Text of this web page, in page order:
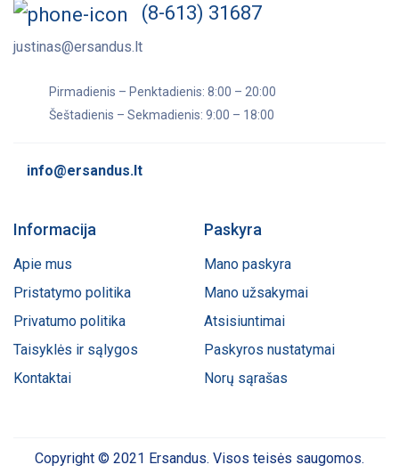
(8-613) 31687
justinas@ersandus.lt
Pirmadienis – Penktadienis: 8:00 – 20:00
Šeštadienis – Sekmadienis: 9:00 – 18:00
info@ersandus.lt
Informacija
Apie mus
Pristatymo politika
Privatumo politika
Taisyklės ir sąlygos
Kontaktai
Paskyra
Mano paskyra
Mano užsakymai
Atsisiuntimai
Paskyros nustatymai
Norų sąrašas
Copyright © 2021 Ersandus. Visos teisės saugomos.